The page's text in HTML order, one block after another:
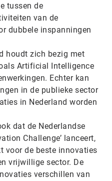
tussen de
van de
dubbele inspanningen
houdt zich bezig met
Artificial Intelligence
Echter kan
in de publieke sector
in Nederland worden
dat de Nederlandse
Challenge’ lanceert,
voor de beste innovaties
vrijwillige sector. De
verschillen van